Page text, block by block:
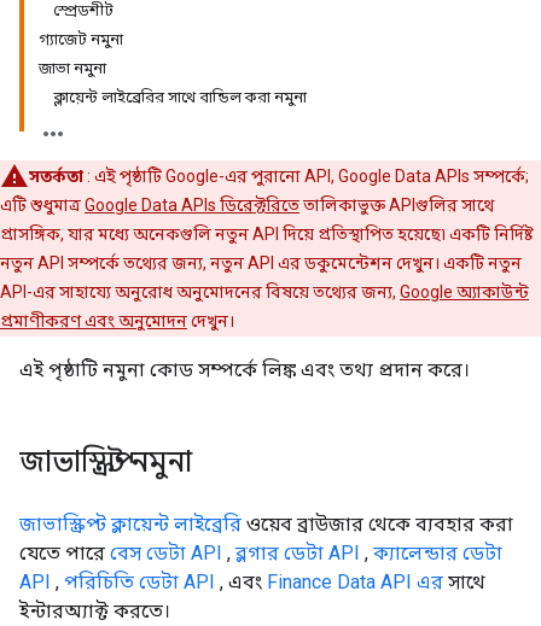
স্প্রেডশীট
গ্যাজেট নমুনা
জাভা নমুনা
ক্লায়েন্ট লাইব্রেরির সাথে বান্ডিল করা নমুনা
সতর্কতা: এই পৃষ্ঠাটি Google-এর পুরানো API, Google Data APIs সম্পর্কে;
এটি শুধুমাত্রGoogle Data APIs ডিরেক্টরিতেতালিকাভুক্ত APIগুলির সাথে
প্রাসঙ্গিক, যার মধ্যে অনেকগুলি নতুন API দিয়ে প্রতিস্থাপিত হয়েছে৷ একটি নির্দিষ্ট
নতুন API সম্পর্কে তথ্যের জন্য, নতুন API এর ডকুমেন্টেশন দেখুন। একটি নতুন
API-এর সাহায্যে অনুরোধ অনুমোদনের বিষয়ে তথ্যের জন্য, Google অ্যাকাউন্ট
প্রমাণীকরণ এবং অনুমোদনদেখুন।
এই পৃষ্ঠাটি নমুনা কোড সম্পর্কে লিঙ্ক এবং তথ্য প্রদান করে।
জাভাস্ক্রিপ্ট নমুনা
জাভাস্ক্রিপ্ট ক্লায়েন্ট লাইব্রেরি ওয়েব ব্রাউজার থেকে ব্যবহার করা
যেতে পারে বেস ডেটা API ,ব্লগার ডেটা API , ক্যালেন্ডার ডেটা
API , পরিচিতি ডেটা API , এবং Finance Data API এর সাথে
ইন্টারঅ্যাক্ট করতে।